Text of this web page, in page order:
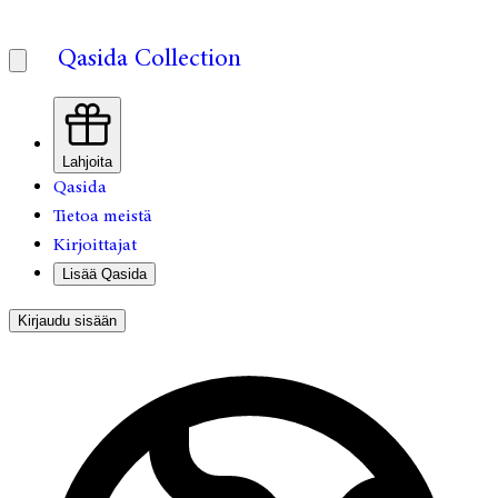
Qasida Collection
Lahjoita
Qasida
Tietoa meistä
Kirjoittajat
Lisää Qasida
Kirjaudu sisään